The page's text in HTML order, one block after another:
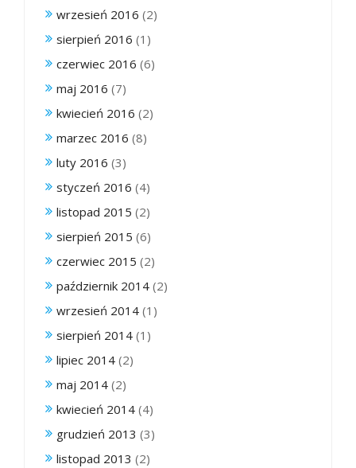
wrzesień 2016 (2)
sierpień 2016 (1)
czerwiec 2016 (6)
maj 2016 (7)
kwiecień 2016 (2)
marzec 2016 (8)
luty 2016 (3)
styczeń 2016 (4)
listopad 2015 (2)
sierpień 2015 (6)
czerwiec 2015 (2)
październik 2014 (2)
wrzesień 2014 (1)
sierpień 2014 (1)
lipiec 2014 (2)
maj 2014 (2)
kwiecień 2014 (4)
grudzień 2013 (3)
listopad 2013 (2)